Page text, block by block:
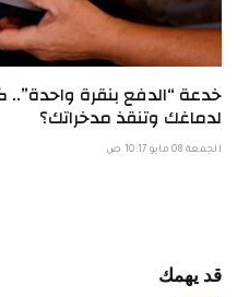
خدعة “الدفع بنقرة واحدة”..
لدماغك وتنقذ مدخراتك؟
الجمعة 08 مايو 10:17 ص
قد يهمك